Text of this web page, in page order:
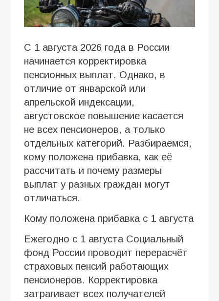
С 1 августа 2026 года в России
начинается корректировка
пенсионных выплат. Однако, в
отличие от январской или
апрельской индексации,
августовское повышение касается
не всех пенсионеров, а только
отдельных категорий. Разбираемся,
кому положена прибавка, как её
рассчитать и почему размеры
выплат у разных граждан могут
отличаться.
Кому положена прибавка с 1 августа
Ежегодно с 1 августа Социальный
фонд России проводит перерасчёт
страховых пенсий работающих
пенсионеров. Корректировка
затрагивает всех получателей